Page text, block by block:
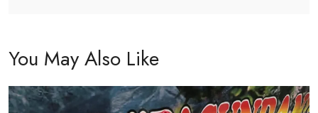
You May Also Like